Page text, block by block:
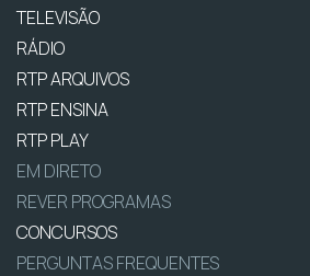
TELEVISÃO
RÁDIO
RTP ARQUIVOS
RTP ENSINA
RTP PLAY
EM DIRETO
REVER PROGRAMAS
CONCURSOS
PERGUNTAS FREQUENTES